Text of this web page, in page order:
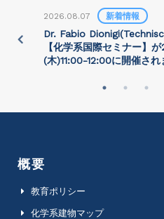
2026.08.07 新着情報
Dr. Fabio
【化学系国際セミナー】
(⽊)11:00-12:00に開催され
概要
教育ポリシー
化学系建物マップ